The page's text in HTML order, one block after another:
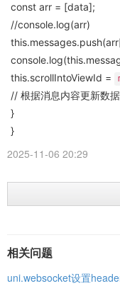
const arr = [data];
//console.log(arr)
this.scrollIntoViewId =
// 根据消息内容更新数
}
}
2025-11-06 20:29
相关问题
uni.websocket设置